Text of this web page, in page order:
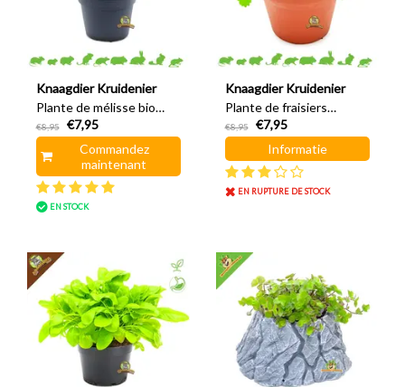
Knaagdier Kruidenier
Plante de mélisse bio
fraîche
€8,95
€7,95
Commandez
maintenant
EN STOCK
Knaagdier Kruidenier
Plante de fraisiers
sauvages bio fraîche
€8,95
€7,95
Informatie
EN RUPTURE DE STOCK